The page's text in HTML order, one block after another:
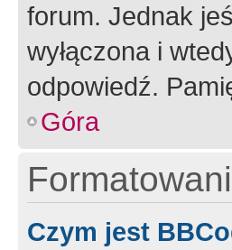
forum. Jednak
wyłączona i
odpowiedź.
Góra
Czym jest